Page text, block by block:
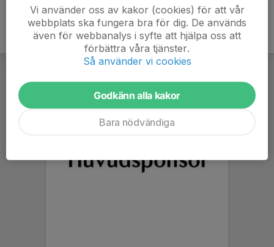
Vi använder oss av kakor (cookies) för att vår
webbplats ska fungera bra för dig. De används
även för webbanalys i syfte att hjälpa oss att
förbättra våra tjänster.
Så använder vi cookies
Godkänn alla kakor
Bara nödvändiga